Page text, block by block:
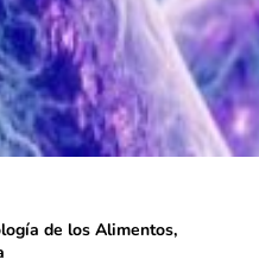
de los Alimentos,